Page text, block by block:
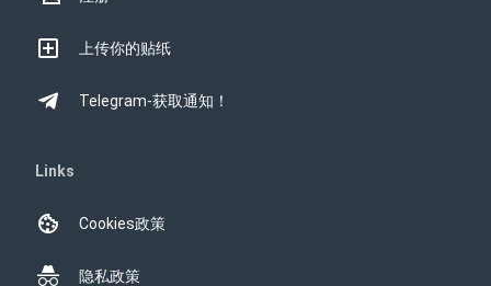
上传你的贴纸
Telegram-获取通知！
Links
Cookies政策
隐私政策